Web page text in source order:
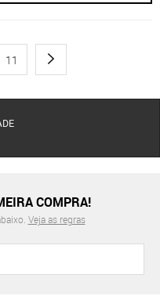
11
COMPRA!
Veja as regras